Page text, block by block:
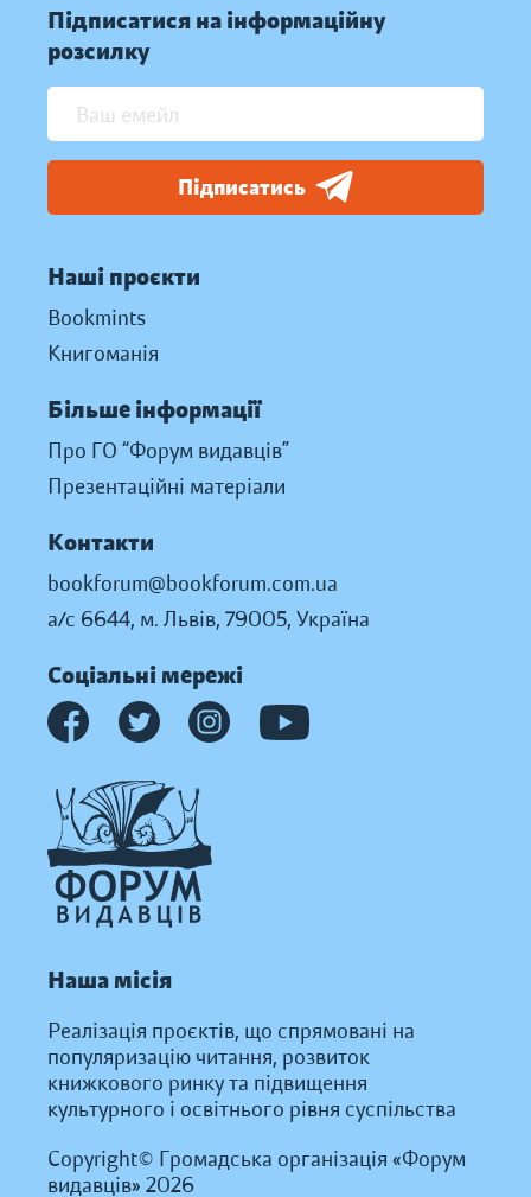
Підписатися на інформаційну
розсилку
Підписатись
Наші проєкти
Bookmints
Книгоманія
Більше інформації
Про ГО “Форум видавців”
Презентаційні матеріали
Контакти
bookforum@bookforum.com.ua
а/с 6644, м. Львів, 79005, Україна
Соціальні мережі
Наша місія
Реалізація проєктів, що спрямовані на
популяризацію читання, розвиток
книжкового ринку та підвищення
культурного і освітнього рівня суспільства
Copyright© Громадська організація «Форум
видавців» 2026